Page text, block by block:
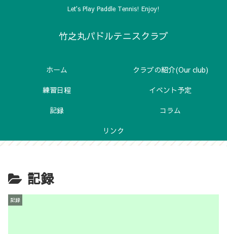
Let's Play Paddle Tennis! Enjoy!
竹之丸パドルテニスクラブ
ホーム
クラブの紹介(Our club)
練習日程
イベント予定
記録
コラム
リンク
記録
記録